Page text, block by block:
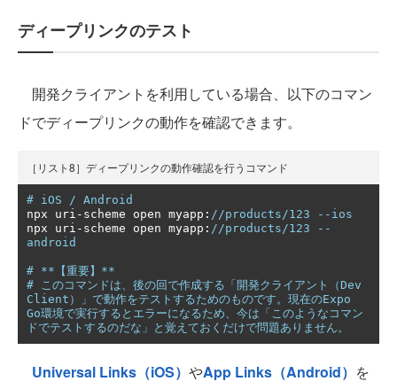
ディープリンクのテスト
開発クライアントを利用している場合、以下のコマン
ドでディープリンクの動作を確認できます。
［リスト8］ディープリンクの動作確認を行うコマンド
# iOS / Android
npx uri - scheme open myapp : //products/123 --ios
npx uri - scheme open myapp : //products/123 --
android
# **【重要】**
# このコマンドは、後の回で作成する「開発クライアント（Dev
Client）」で動作をテストするためのものです。現在のExpo
Go環境で実行するとエラーになるため、今は「このようなコマン
ドでテストするのだな」と覚えておくだけで問題ありません。
Universal Links（iOS） やApp Links（Android） を